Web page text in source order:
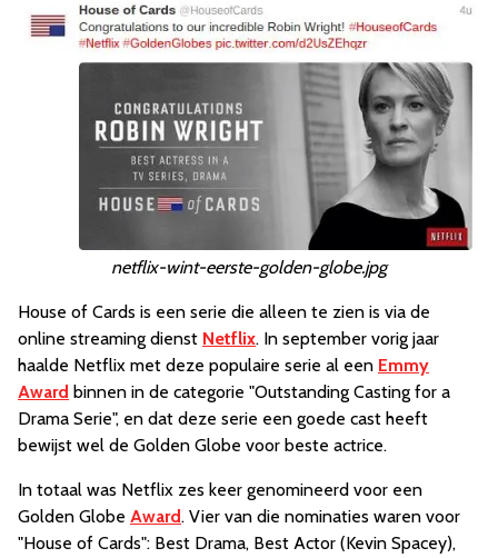
netflix-wint-eerste-golden-globe.jpg
House of Cards is een serie die alleen te zien is via de
online streaming dienst Netflix. In september vorig jaar
haalde Netflix met deze populaire serie al een Emmy
Award binnen in de categorie "Outstanding Casting for a
Drama Serie", en dat deze serie een goede cast heeft
bewijst wel de Golden Globe voor beste actrice.
In totaal was Netflix zes keer genomineerd voor een
Golden Globe Award. Vier van die nominaties waren voor
"House of Cards": Best Drama, Best Actor (Kevin Spacey),